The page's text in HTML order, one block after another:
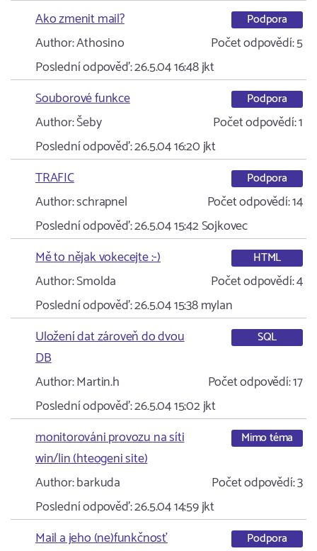
Ako zmenit mail?
Podpora
Author:Athosino Počet odpovědí:5
Poslední odpověď:26.5.04 16:48jkt
Souborové funkce
Podpora
Author:Šeby Počet odpovědí:1
Poslední odpověď:26.5.04 16:20jkt
TRAFIC
Podpora
Author:schrapnel Počet odpovědí:14
Poslední odpověď:26.5.04 15:42Sojkovec
Mě to nějak vokecejte :-)
HTML
Author:Smolda Počet odpovědí:4
Poslední odpověď:26.5.04 15:38mylan
Uložení dat zároveň do dvou
DB
SQL
Author:Martin.h Počet odpovědí:17
Poslední odpověď:26.5.04 15:02jkt
monitorováni provozu na síti
win/lin (hteogeni site)
Mimo téma
Author:barkuda Počet odpovědí:3
Poslední odpověď:26.5.04 14:59jkt
Mail a jeho (ne)funkčnosť
Podpora